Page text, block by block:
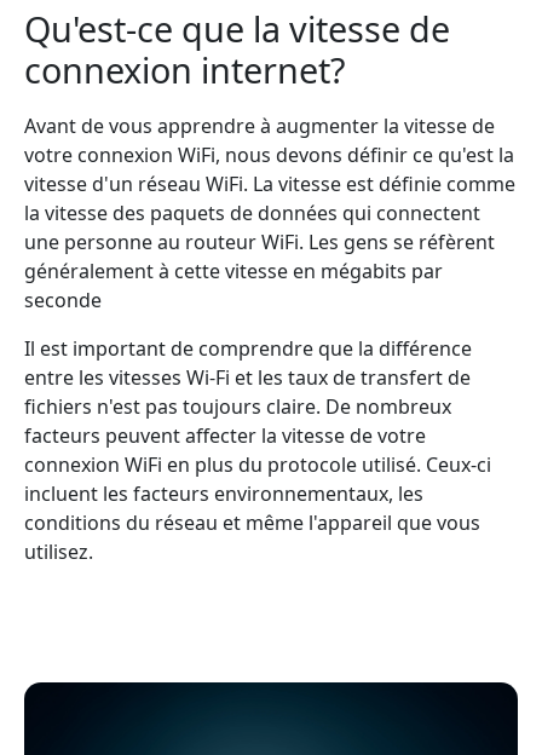
Qu'est-ce que la vitesse de
connexion internet?
Avant de vous apprendre à augmenter la vitesse de
votre connexion WiFi, nous devons définir ce qu'est la
vitesse d'un réseau WiFi. La vitesse est définie comme
la vitesse des paquets de données qui connectent
une personne au routeur WiFi. Les gens se réfèrent
généralement à cette vitesse en mégabits par
seconde
Il est important de comprendre que la différence
entre les vitesses Wi-Fi et les taux de transfert de
fichiers n'est pas toujours claire. De nombreux
facteurs peuvent affecter la vitesse de votre
connexion WiFi en plus du protocole utilisé. Ceux-ci
incluent les facteurs environnementaux, les
conditions du réseau et même l'appareil que vous
utilisez.